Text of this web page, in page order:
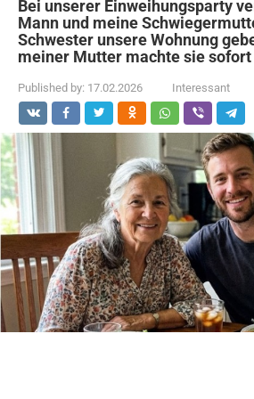
Bei unserer Einweihungsparty
Mann und meine
Schwester unsere Wohnung
meiner Mutter machte sie
Published by: 17.02.2026 Interessant